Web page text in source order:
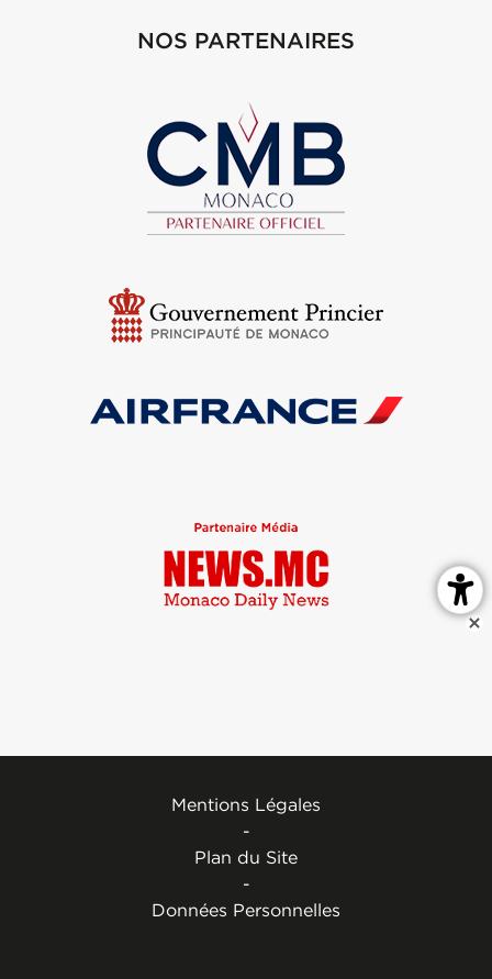
NOS PARTENAIRES
Mentions Légales
-
Plan du Site
-
Données Personnelles